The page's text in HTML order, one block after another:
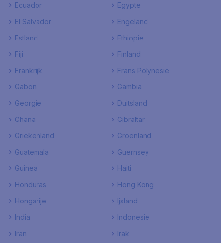
Ecuador
Egypte
El Salvador
Engeland
Estland
Ethiopie
Fiji
Finland
Frankrijk
Frans Polynesie
Gabon
Gambia
Georgie
Duitsland
Ghana
Gibraltar
Griekenland
Groenland
Guatemala
Guernsey
Guinea
Haiti
Honduras
Hong Kong
Hongarije
Ijsland
India
Indonesie
Iran
Irak